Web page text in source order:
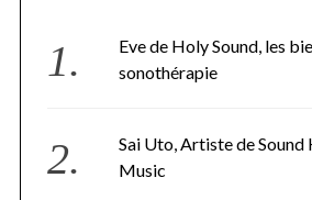
Eve de Holy Sound, les
sonothérapie
Sai Uto, Artiste de Sound
Music